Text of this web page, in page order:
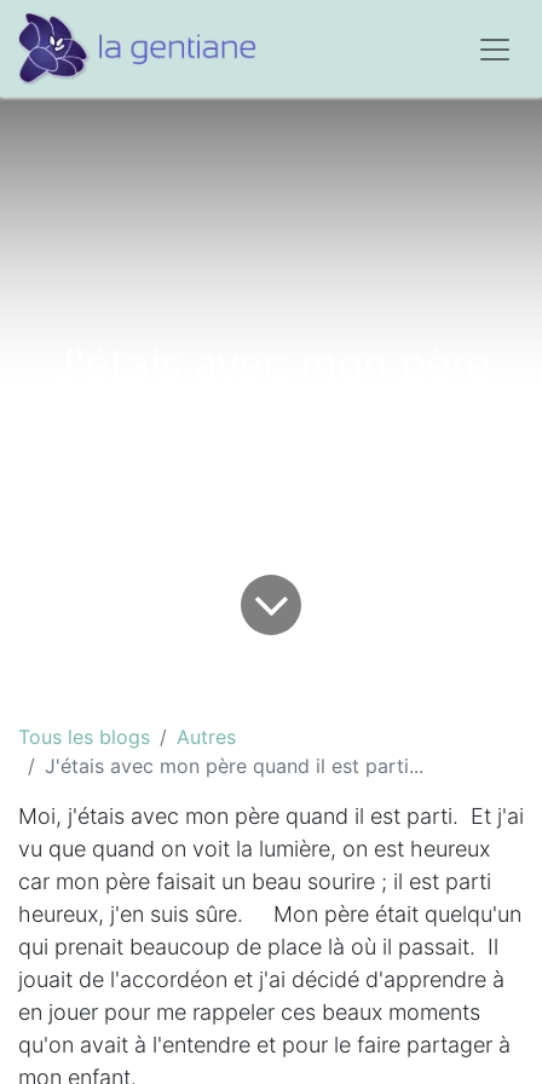
Tous les blogs
Autres
J'étais avec mon père quand il est parti...
Moi, j'étais avec mon père quand il est parti. Et j'ai
vu que quand on voit la lumière, on est heureux
car mon père faisait un beau sourire ; il est parti
heureux, j'en suis sûre. Mon père était quelqu'un
qui prenait beaucoup de place là où il passait. Il
jouait de l'accordéon et j'ai décidé d'apprendre à
en jouer pour me rappeler ces beaux moments
qu'on avait à l'entendre et pour le faire partager à
mon enfant.